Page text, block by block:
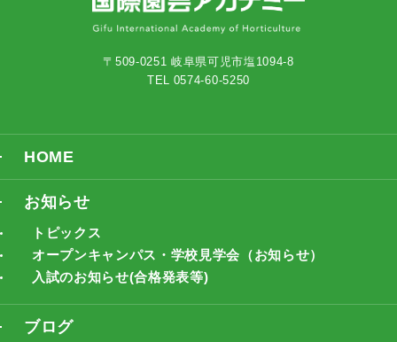
〒509-0251 岐阜県可児市塩1094-8
TEL 0574-60-5250
HOME
お知らせ
トピックス
オープンキャンパス・学校見学会（お知らせ）
入試のお知らせ(合格発表等)
ブログ